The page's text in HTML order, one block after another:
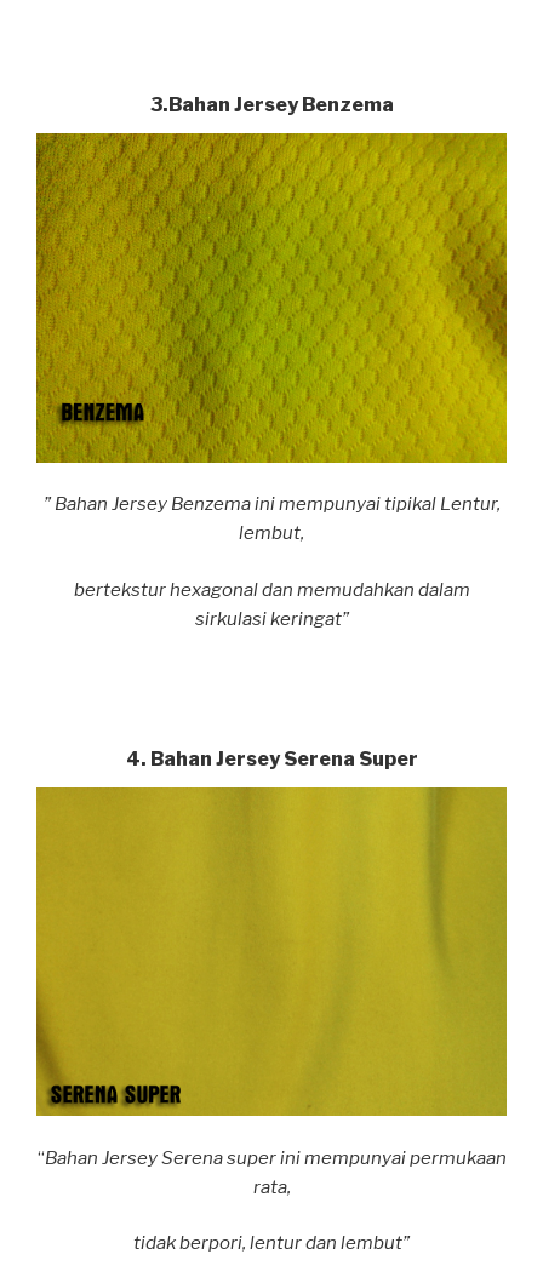
3.Bahan Jersey Benzema
” Bahan Jersey Benzema ini mempunyai tipikal Lentur,
lembut,
bertekstur hexagonal dan memudahkan dalam
sirkulasi keringat”
4. Bahan Jersey Serena Super
“Bahan Jersey Serena super ini mempunyai permukaan
rata,
tidak berpori, lentur dan lembut”